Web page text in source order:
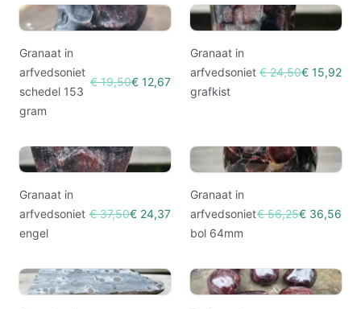
Granaat in
arfvedsoniet
schedel 153
gram
€ 19,50€ 12,67
Granaat in
arfvedsoniet
grafkist
€ 24,50€ 15,92
Granaat in
arfvedsoniet
engel
€ 37,50€ 24,37
Granaat in
arfvedsoniet
bol 64mm
€ 56,25€ 36,56